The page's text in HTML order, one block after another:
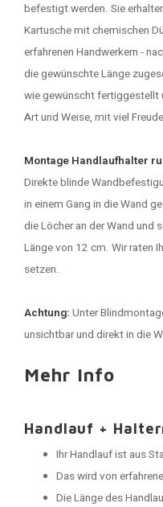
befestigt werden. Sie
Kartusche mit chemischen
erfahrenen Handwerkern -
die gewünschte Länge
wie gewünscht fertiggestellt
Art und Weise, mit viel
Montage Handlaufhalter
Direkte blinde
in einem Gang in die Wand
die Löcher an der Wand und
Länge von 12 cm. Wir raten
setzen.
Achtung: Unter
unsichtbar und direkt in die
Mehr Info
Handlauf +
Ihr Handlauf ist aus
Das wird von
Die Länge des